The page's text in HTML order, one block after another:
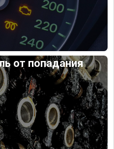
от попадания